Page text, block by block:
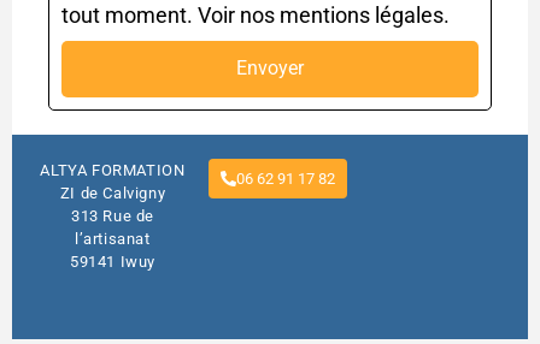
tout moment. Voir nos mentions légales.
Envoyer
ALTYA FORMATION
ZI de Calvigny
313 Rue de
l’artisanat
59141 Iwuy
06 62 91 17 82